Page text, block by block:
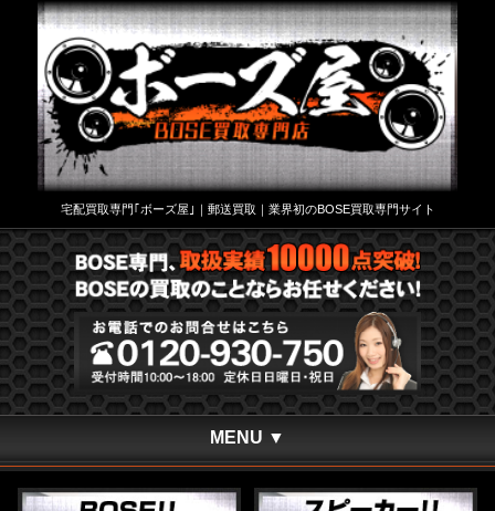
宅配買取専門｢ボーズ屋｣｜郵送買取｜業界初のBOSE買取専門サイト
MENU ▼